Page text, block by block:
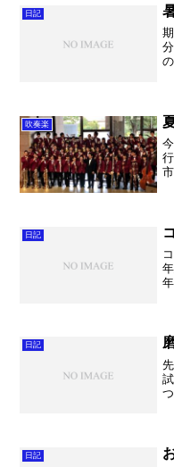
日記
吹奏楽
日記
日記
日記